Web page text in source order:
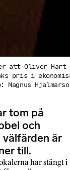
att Oliver Hart
pris i
tom på
och
är
till.
har stängt i